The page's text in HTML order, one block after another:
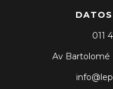
011
Av Bartolomé